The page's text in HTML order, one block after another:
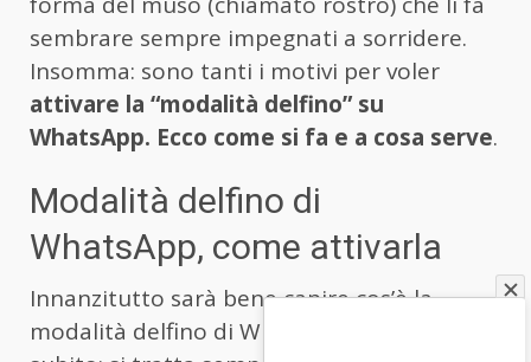
sembrare sempre impegnati a sorridere.
Insomma: sono tanti i motivi per voler
attivare la “modalità delfino” su
WhatsApp. Ecco come si fa e a cosa serve.
Modalità delfino di
WhatsApp, come attivarla
Innanzitutto sarà bene capire cos’è la
modalità delfino di WhatsApp. Diciamolo